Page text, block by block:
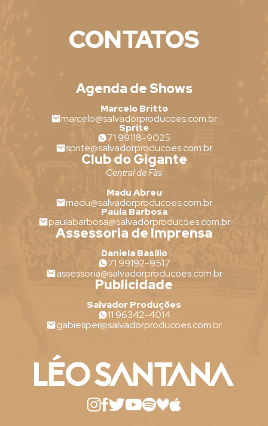
CONTATOS
Agenda de Shows
Marcelo Britto
marcelo@salvadorproducoes.com.br
Sprite
71 99118-9025
sprite@salvadorproducoes.com.br
Club do Gigante
Central de Fãs
Madu Abreu
madu@salvadorproducoes.com.br
Paula Barbosa
paulabarbosa@salvadorproducoes.com.br
Assessoria de Imprensa
Daniela Basílio
71 99192-9517
assessoria@salvadorproducoes.com.br
Publicidade
Salvador Produções
11 96342-4014
gabiesper@salvadorproducoes.com.br